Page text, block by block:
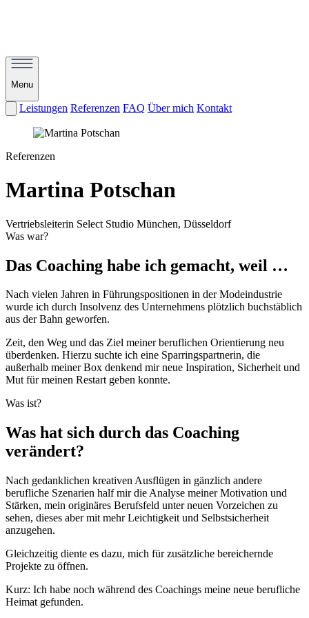
Menu
Leistungen Referenzen FAQ Über mich Kontakt
Referenzen
Martina Potschan
Vertriebsleiterin Select Studio München, Düsseldorf
Was war?
Das Coaching habe ich gemacht, weil …
Nach vielen Jahren in Führungspositionen in der Modeindustrie
wurde ich durch Insolvenz des Unternehmens plötzlich buchstäblich
aus der Bahn geworfen.
Zeit, den Weg und das Ziel meiner beruflichen Orientierung neu
überdenken. Hierzu suchte ich eine Sparringspartnerin, die
außerhalb meiner Box denkend mir neue Inspiration, Sicherheit und
Mut für meinen Restart geben konnte.
Was ist?
Was hat sich durch das Coaching
verändert?
Nach gedanklichen kreativen Ausflügen in gänzlich andere
berufliche Szenarien half mir die Analyse meiner Motivation und
Stärken, mein originäres Berufsfeld unter neuen Vorzeichen zu
sehen, dieses aber mit mehr Leichtigkeit und Selbstsicherheit
anzugehen.
Gleichzeitig diente es dazu, mich für zusätzliche bereichernde
Projekte zu öffnen.
Kurz: Ich habe noch während des Coachings meine neue berufliche
Heimat gefunden.